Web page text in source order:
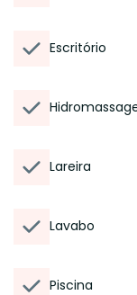
Escritório
Lareira
Lavabo
Piscina